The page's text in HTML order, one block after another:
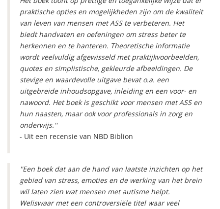
praktische opties en mogelijkheden zijn om de kwaliteit
van leven van mensen met ASS te verbeteren. Het
biedt handvaten en oefeningen om stress beter te
herkennen en te hanteren. Theoretische informatie
wordt veelvuldig afgewisseld met praktijkvoorbeelden,
quotes en simplistische, gekleurde afbeeldingen. De
stevige en waardevolle uitgave bevat o.a. een
uitgebreide inhoudsopgave, inleiding en een voor- en
nawoord. Het boek is geschikt voor mensen met ASS en
hun naasten, maar ook voor professionals in zorg en
onderwijs.''
- Uit een recensie van NBD Biblion
''Een boek dat aan de hand van laatste inzichten op het
gebied van stress, emoties en de werking van het brein
wil laten zien wat mensen met autisme helpt.
Weliswaar met een controversiële titel waar veel